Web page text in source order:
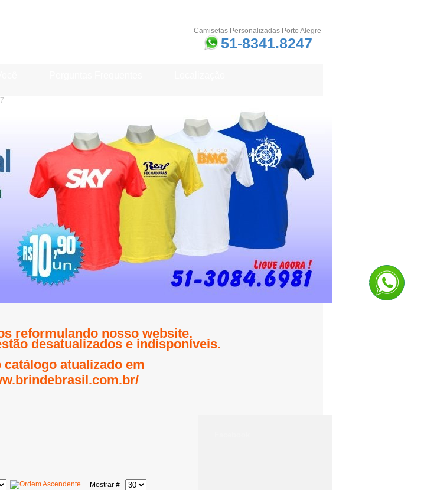
Camisetas Personalizadas Porto Alegre
51-8341.8247
reformulando nosso website.
desatualizados e indisponíveis.
catálogo atualizado em
Mostrar #